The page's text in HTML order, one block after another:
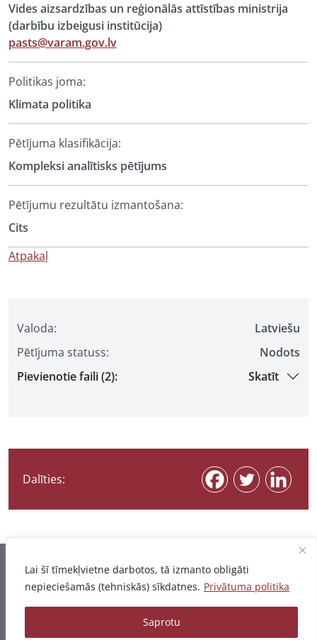
Lai šī tīmekļvietne darbotos, tā izmanto obligāti
nepieciešamās (tehniskās) sīkdatnes. Privātuma politika
Saprotu
Valoda:
Latviešu
Pētījuma statuss:
Nodots
Pievienotie faili (2):
Skatīt
Dalīties:
Vides aizsardzības un reģionālās attīstības ministrija
(darbību izbeigusi institūcija)
pasts@varam.gov.lv
Politikas joma:
Klimata politika
Pētījuma klasifikācija:
Kompleksi analītisks pētījums
Pētījumu rezultātu izmantošana:
Cits
Atpakaļ
Informācija pēdējo reizi atjaunota 07.08.2026
© 2026 - Pētījumu un publikāciju datubāze